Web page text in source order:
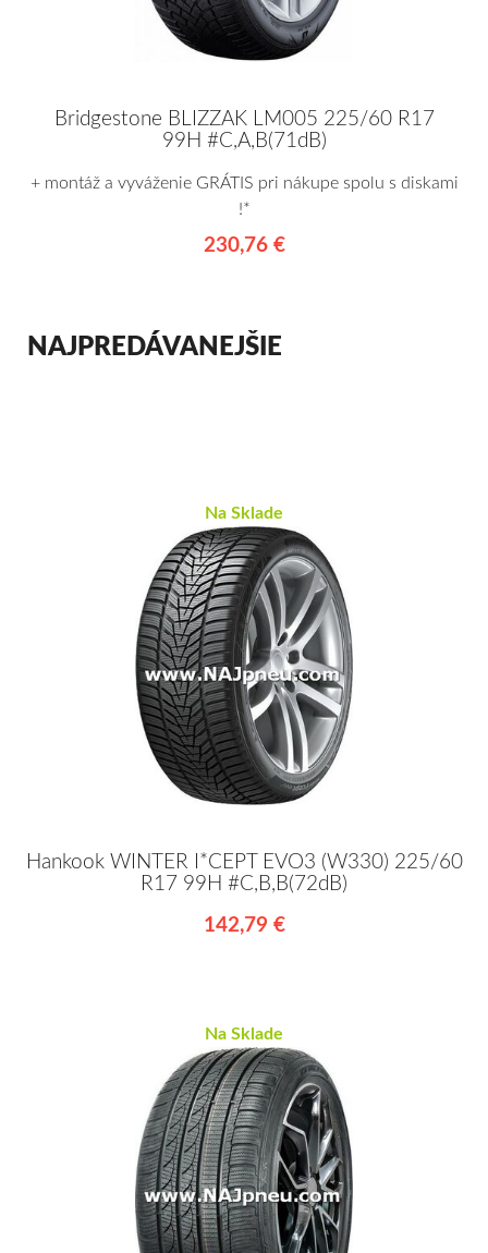
Bridgestone BLIZZAK LM005 225/60 R17
99H #C,A,B(71dB)
+ montáž a vyváženie GRÁTIS pri nákupe spolu s diskami
!*
230,76 €
NAJPREDÁVANEJŠIE
Na Sklade
Hankook WINTER I*CEPT EVO3 (W330) 225/60
R17 99H #C,B,B(72dB)
142,79 €
Na Sklade